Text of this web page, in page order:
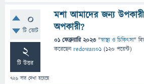
0
টি ভোট
2
টি উত্তর
726 বার দেখা হয়েছে
মশা আমাদের জন্য
অপকারী?
01 ফেব্রুয়ারি 2023 "স্বাস্থ্য ও চিকিৎসা"
করেছেনredowan01 (120 পয়েন্ট)